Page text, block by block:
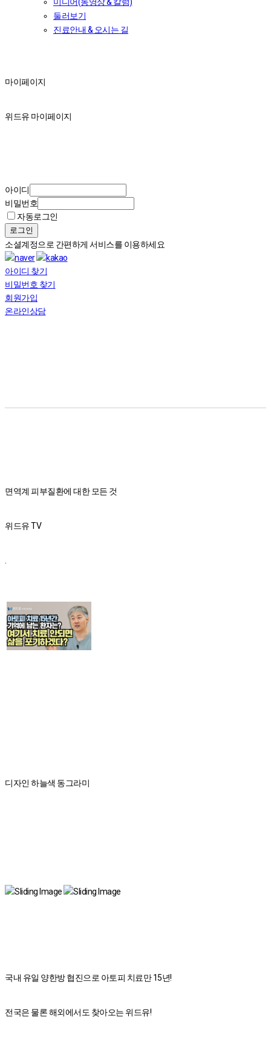
둘러보기
진료안내 & 오시는 길
마이페이지
위드유 마이페이지
아이디
비밀번호
자동로그인
로그인
소셜계정으로 간편하게 서비스를 이용하세요
아이디 찾기
비밀번호 찾기
회원가입
온라인상담
면역계 피부질환에 대한 모든 것
위드유 TV
디자인 하늘색 동그라미
국내 유일 양한방 협진으로 아토피 치료만 15년!
전국은 물론 해외에서도 찾아오는 위드유!